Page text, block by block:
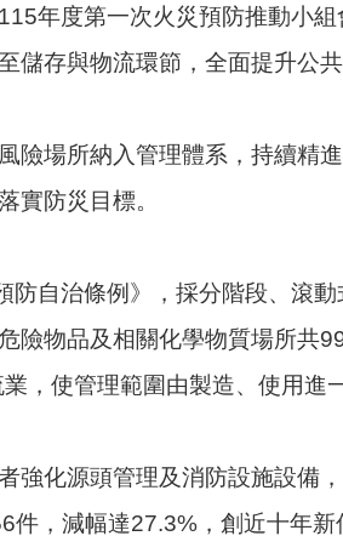
年度第一次火災預防推動小
存與物流環節，全面提升公共
險場所納入管理體系，持續精
實防災目標。
自治條例》，採分階段、滾
險物品及相關化學物質場所共
，使管理範圍由製造、使用進
化源頭管理及消防設施設備
，減幅達27.3%，創近十年